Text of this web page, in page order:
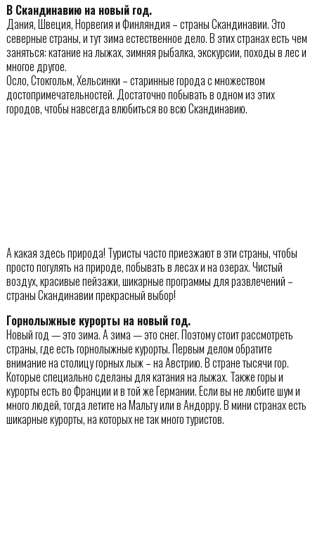
В Скандинавию на новый год.
Дания, Швеция, Норвегия и Финляндия – страны Скандинавии. Это
северные страны, и тут зима естественное дело. В этих странах есть чем
заняться: катание на лыжах, зимняя рыбалка, экскурсии, походы в лес и
многое другое.
Осло, Стокгольм, Хельсинки – старинные города с множеством
достопримечательностей. Достаточно побывать в одном из этих
городов, чтобы навсегда влюбиться во всю Скандинавию.
А какая здесь природа! Туристы часто приезжают в эти страны, чтобы
просто погулять на природе, побывать в лесах и на озерах. Чистый
воздух, красивые пейзажи, шикарные программы для развлечений –
страны Скандинавии прекрасный выбор!
Горнолыжные курорты на новый год.
Новый год — это зима. А зима — это снег. Поэтому стоит рассмотреть
страны, где есть горнолыжные курорты. Первым делом обратите
внимание на столицу горных лыж – на Австрию. В стране тысячи гор.
Которые специально сделаны для катания на лыжах. Также горы и
курорты есть во Франции и в той же Германии. Если вы не любите шум и
много людей, тогда летите на Мальту или в Андорру. В мини странах есть
шикарные курорты, на которых не так много туристов.